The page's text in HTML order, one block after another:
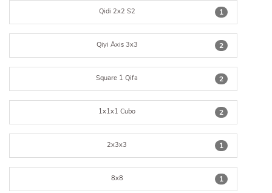
1
Qidi 2x2 S2
2
Qiyi Axis 3x3
2
Square 1 Qifa
2
1x1x1 Cubo
1
2x3x3
1
8x8